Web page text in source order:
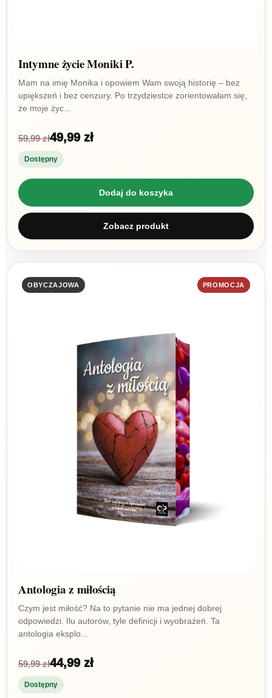
Intymne życie Moniki P.
Mam na imię Monika i opowiem Wam swoją historię – bez
upiększeń i bez cenzury. Po trzydziestce zorientowałam się,
że moje życ...
59,99 zł49,99 zł
Dostępny
Dodaj do koszyka
Zobacz produkt
OBYCZAJOWA PROMOCJA
Antologia z miłością
Czym jest miłość? Na to pytanie nie ma jednej dobrej
odpowiedzi. Ilu autorów, tyle definicji i wyobrażeń. Ta
antologia eksplo...
59,99 zł44,99 zł
Dostępny